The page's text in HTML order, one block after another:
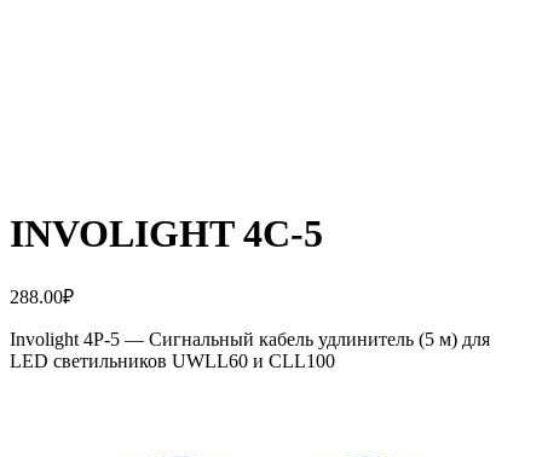
INVOLIGHT 4C-5
288.00₽
Involight 4P-5 — Сигнальный кабель удлинитель (5 м) для
LED светильников UWLL60 и CLL100